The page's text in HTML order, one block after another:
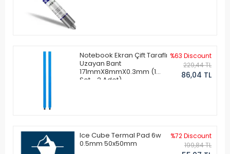
Notebook Ekran Çift Taraflı
Uzayan Bant
171mmX8mmX0.3mm (1
Set - 2 Adet)
%63 Discount
229,44 TL
86,04 TL
Ice Cube Termal Pad 6w
0.5mm 50x50mm
%72 Discount
199,84 TL